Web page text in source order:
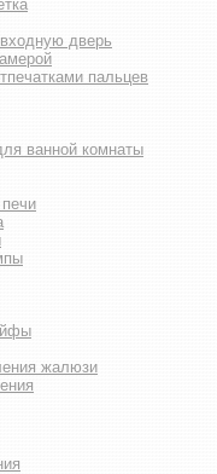
дверь
пальцев
ванной комнаты
жалюзи